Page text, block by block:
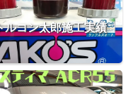
ルコン太郎施工実績